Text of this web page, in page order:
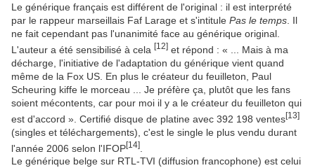
Le générique français est différent de l'original : il est interprété
par le rappeur marseillais Faf Larage et s'intitule Pas le temps. Il
ne fait cependant pas l'unanimité face au générique original.
L'auteur a été sensibilisé à cela [12] et répond : « ... Mais à ma
décharge, l'initiative de l'adaptation du générique vient quand
même de la Fox US. En plus le créateur du feuilleton, Paul
Scheuring kiffe le morceau ... Je préfère ça, plutôt que les fans
soient mécontents, car pour moi il y a le créateur du feuilleton qui
est d'accord ». Certifié disque de platine avec 392 198 ventes[13]
(singles et téléchargements), c'est le single le plus vendu durant
l'année 2006 selon l'IFOP[14]
Le générique belge sur RTL-TVI (diffusion francophone) est celui